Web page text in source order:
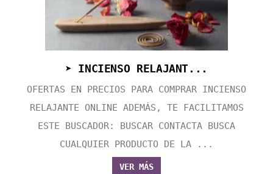
➤ INCIENSO RELAJANT...
OFERTAS EN PRECIOS PARA COMPRAR INCIENSO
RELAJANTE ONLINE ADEMÁS, TE FACILITAMOS
ESTE BUSCADOR: BUSCAR CONTACTA BUSCA
CUALQUIER PRODUCTO DE LA ...
VER MÁS